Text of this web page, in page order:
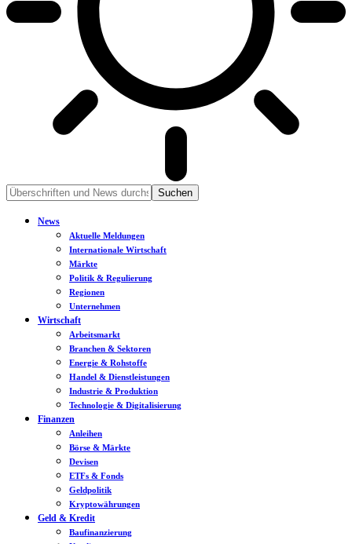
News
Aktuelle Meldungen
Internationale Wirtschaft
Märkte
Politik & Regulierung
Regionen
Unternehmen
Wirtschaft
Arbeitsmarkt
Branchen & Sektoren
Energie & Rohstoffe
Handel & Dienstleistungen
Industrie & Produktion
Technologie & Digitalisierung
Finanzen
Anleihen
Börse & Märkte
Devisen
ETFs & Fonds
Geldpolitik
Kryptowährungen
Geld & Kredit
Baufinanzierung